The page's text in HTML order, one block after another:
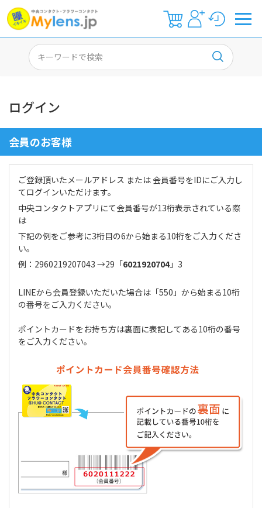
ログイン
会員のお客様
ご登録頂いたメールアドレス または 会員番号をIDにご入力し
てログインいただけます。
中央コンタクトアプリにて会員番号が13桁表示されている際
は
下記の例をご参考に3桁目の6から始まる10桁をご入力くださ
い。
例：2960219207043 →29「6021920704」3
LINEから会員登録いただいた場合は「550」から始まる10桁
の番号をご入力ください。
ポイントカードをお持ち方は裏面に表記してある10桁の番号
をご入力ください。